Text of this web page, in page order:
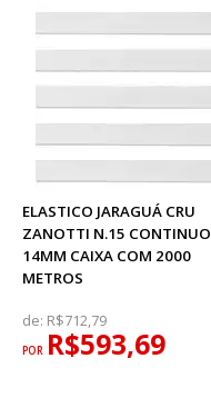
ELASTICO JARAGUÁ CRU
ZANOTTI N.15 CONTINUO
14MM CAIXA COM 2000
METROS
de: R$712,79
POR R$593,69